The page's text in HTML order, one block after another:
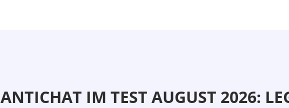
ANTICHAT IM TEST AUGUST 2026: